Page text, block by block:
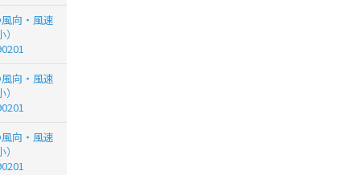
向・風速
向・風速
向・風速